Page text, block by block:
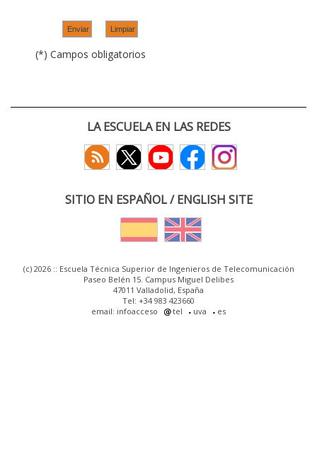
(*) Campos obligatorios
LA ESCUELA EN LAS REDES
SITIO EN ESPAÑOL / ENGLISH SITE
(c) 2026 :: Escuela Técnica Superior de Ingenieros de Telecomunicación
Paseo Belén 15. Campus Miguel Delibes
47011 Valladolid, España
Tel: +34 983 423660
email: infoacceso
tel uva es